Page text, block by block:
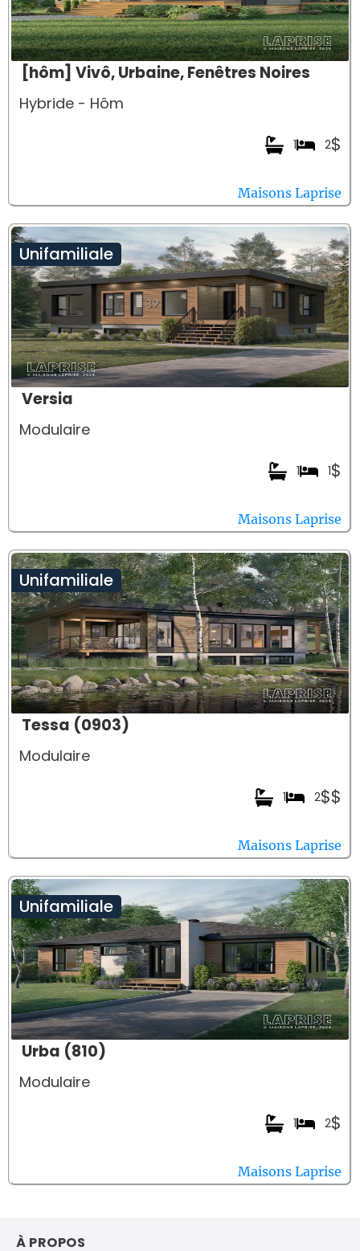
[hôm] Vivô, Urbaine, Fenêtres Noires
Hybride - Hôm
$
2
1
Maisons Laprise
Unifamiliale
Versia
Modulaire
$
1
1
Maisons Laprise
Unifamiliale
Tessa (0903)
Modulaire
$$
2
1
Maisons Laprise
Unifamiliale
Urba (810)
Modulaire
$
2
1
Maisons Laprise
À PROPOS